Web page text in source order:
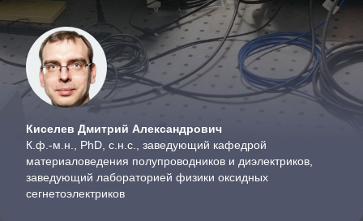
Киселев Дмитрий Александрович
К.ф.-м.н., PhD, с.н.с., заведующий кафедрой
материаловедения полупроводников и диэлектриков,
заведующий лабораторией физики оксидных
сегнетоэлектриков